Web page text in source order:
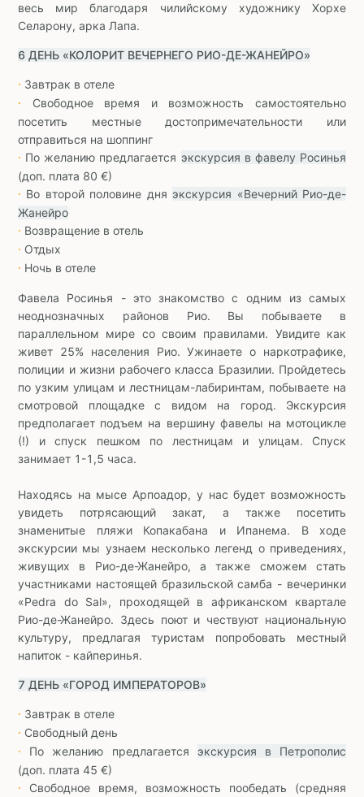
весь мир благодаря чилийскому художнику Хорхе
Селарону, арка Лапа.
6 ДЕНЬ «КОЛОРИТ ВЕЧЕРНЕГО РИО-ДЕ-ЖАНЕЙРО»
∙ Завтрак в отеле
∙
Свободное время и возможность самостоятельно
посетить местные достопримечательности или
отправиться на шоппинг
∙ По желанию предлагается экскурсия в фавелу Росинья
(доп. плата 80 €)
∙ Во второй половине дняэкскурсия «Вечерний Рио-де-
Жанейро
∙ Возвращение в отель
∙ Отдых
∙ Ночь в отеле
Фавела Росинья - это знакомство с одним из самых
неоднозначных районов Рио. Вы побываете в
параллельном мире со своим правилами. Увидите как
живет 25% населения Рио. Ужинаете о наркотрафике,
полиции и жизни рабочего класса Бразилии. Пройдетесь
по узким улицам и лестницам-лабиринтам, побываете на
смотровой площадке с видом на город. Экскурсия
предполагает подъем на вершину фавелы на мотоцикле
(!) и спуск пешком по лестницам и улицам. Спуск
занимает 1-1,5 часа.
Находясь на мысе Арпоадор, у нас будет возможность
увидеть потрясающий закат, а также посетить
знаменитые пляжи Копакабана и Ипанема. В ходе
экскурсии мы узнаем несколько легенд о приведениях,
живущих в Рио-де-Жанейро, а также сможем стать
участниками настоящей бразильской самба - вечеринки
«Pedra do Sal», проходящей в африканском квартале
Рио-де-Жанейро. Здесь поют и чествуют национальную
культуру, предлагая туристам попробовать местный
напиток - кайперинья.
7 ДЕНЬ «ГОРОД ИМПЕРАТОРОВ»
∙ Завтрак в отеле
∙ Свободный день
∙ По желанию предлагается экскурсия в Петрополис
(доп. плата 45 €)
∙
Свободное время, возможность пообедать (средняя